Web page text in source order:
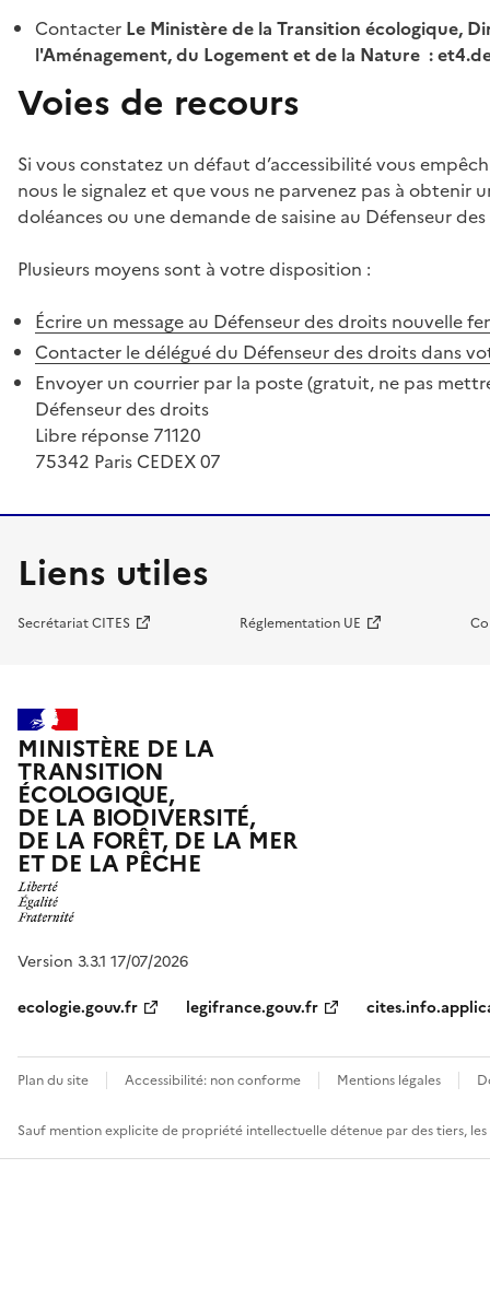
Contacter Le Ministère de la Transition écologique,
l'Aménagement, du Logement et de la Nature :
Voies de recours
Si vous constatez un défaut d’accessibilité vous
nous le signalez et que vous ne parvenez pas à
doléances ou une demande de saisine au Défenseur
Plusieurs moyens sont à votre disposition :
Écrire un message au Défenseur des droits nouvelle
Contacter le délégué du Défenseur des droits dans
Envoyer un courrier par la poste (gratuit, ne pas
Défenseur des droits
Libre réponse 71120
75342 Paris CEDEX 07
Liens utiles
Secrétariat CITES Réglementation UE
MINISTÈRE DE LA
TRANSITION
ÉCOLOGIQUE,
DE LA BIODIVERSITÉ,
DE LA FORÊT, DE LA MER
ET DE LA PÊCHE
Version 3.3.1 17/07/2026
ecologie.gouv.fr
legifrance.gouv.fr
Plan du site Accessibilité: non conforme Mentions légales
Sauf mention explicite de propriété intellectuelle détenue par des tiers,